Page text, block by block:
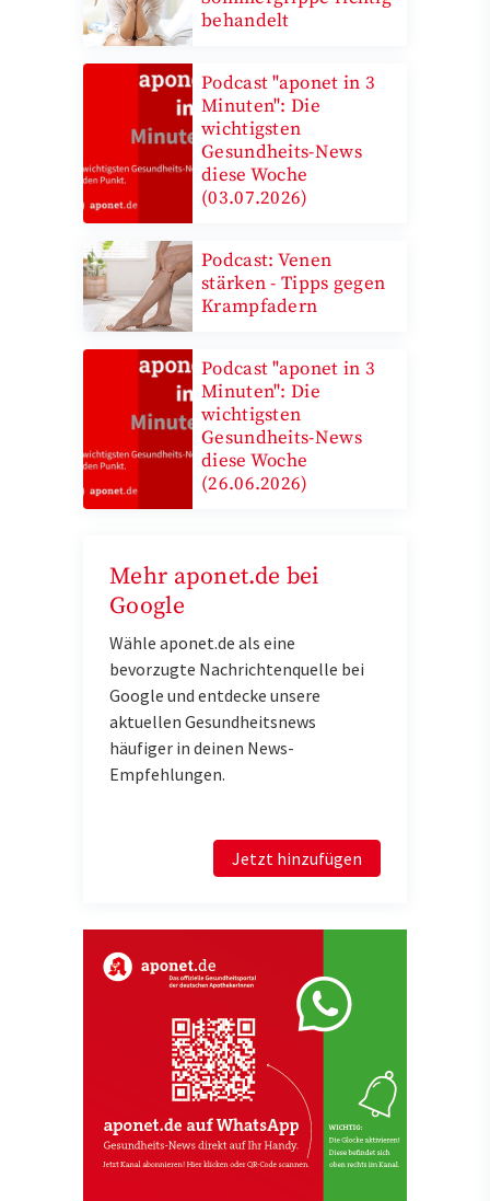
behandelt
Podcast "aponet in 3
Minuten": Die
wichtigsten
Gesundheits-News
diese Woche
(03.07.2026)
Podcast: Venen
stärken - Tipps gegen
Krampfadern
Podcast "aponet in 3
Minuten": Die
wichtigsten
Gesundheits-News
diese Woche
(26.06.2026)
Mehr aponet.de bei
Google
Wähle aponet.de als eine
bevorzugte Nachrichtenquelle bei
Google und entdecke unsere
aktuellen Gesundheitsnews
häufiger in deinen News-
Empfehlungen.
Jetzt hinzufügen